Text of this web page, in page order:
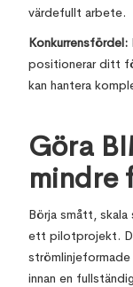
värdefullt arbete.
Konkurrensfördel:
positionerar ditt
kan hantera
Göra
mindre
Börja smått,
ett pilotprojekt.
innan en